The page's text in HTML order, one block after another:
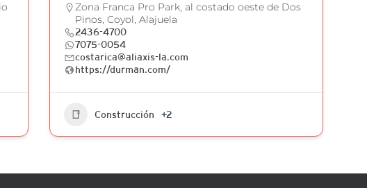
Zona Franca Pro Park, al costado oeste de Dos
Pinos, Coyol, Alajuela
2436-4700
7075-0054
costarica@aliaxis-la.com
https://durman.com/
Construcción +2